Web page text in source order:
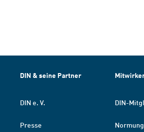
DIN & seine Partner
DIN e. V.
Presse
DIN-